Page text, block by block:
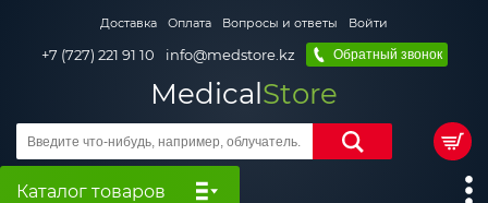
Доставка Оплата Вопросы и ответы Войти
+7 (727) 221 91 10 info@medstore.kz Обратный звонок
MedicalStore
Каталог товаров